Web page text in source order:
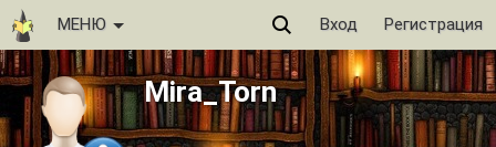
МЕНЮ Вход Регистрация
Mira_Torn